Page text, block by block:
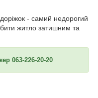
- самий недорогий
житло затишним та
063-226-20-20